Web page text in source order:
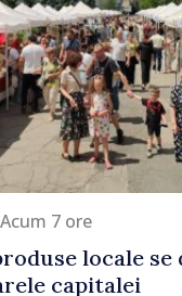
/ Acum 7 ore
locale se
capitalei